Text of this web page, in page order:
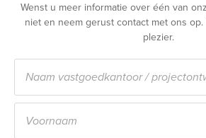
Wenst u meer informatie over één van
niet en neem gerust contact met ons
plezier.